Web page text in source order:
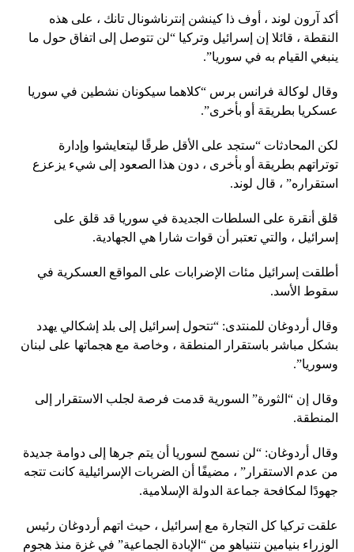
أكد آرون لوند ، أوف ذا كينشن إنترناشونال تانك ، على هذه
النقطة ، قائلا إن إسرائيل وتركيا “لن تتوصل إلى اتفاق حول ما
ينبغي القيام به في سوريا”.
وقال لوكالة فرانس برس “كلاهما سيكونان نشطين في سوريا
عسكريا بطريقة أو بأخرى”.
لكن المحادثات “ستجد على الأقل طرقًا ليتعايشوا وإدارة
توتراتهم بطريقة أو بأخرى ، دون هذا الصعود إلى شيء يزعزع
استقراره” ، قال لوند.
قلق أنقرة على السلطات الجديدة في سوريا قد قلق على
إسرائيل ، والتي تعتبر أن قوات شارا هي الجهادية.
أطلقت إسرائيل مئات الإضرابات على المواقع العسكرية في
سقوط الأسد.
وقال أردوغان للمنتدى: “تتحول إسرائيل إلى بلد إشكالي يهدد
بشكل مباشر باستقرار المنطقة ، وخاصة مع هجماتها على لبنان
وسوريا”.
وقال إن “الثورة” السورية قدمت فرصة لجلب الاستقرار إلى
المنطقة.
وقال أردوغان: “لن نسمح لسوريا أن يتم جرها إلى دوامة جديدة
من عدم الاستقرار” ، مضيفًا أن الضربات الإسرائيلية كانت تتجه
جهودًا لمكافحة جماعة الدولة الإسلامية.
علقت تركيا كل التجارة مع إسرائيل ، حيث اتهم أردوغان رئيس
الوزراء بنيامين نتنياهو من “الإبادة الجماعية” في غزة منذ هجوم